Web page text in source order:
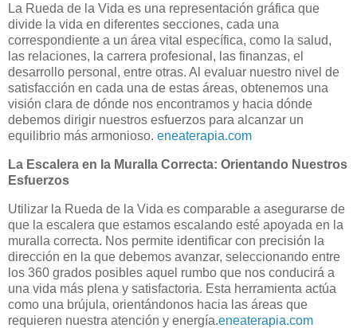
La Rueda de la Vida es una representación gráfica que
divide la vida en diferentes secciones, cada una
correspondiente a un área vital específica, como la salud,
las relaciones, la carrera profesional, las finanzas, el
desarrollo personal, entre otras. Al evaluar nuestro nivel de
satisfacción en cada una de estas áreas, obtenemos una
visión clara de dónde nos encontramos y hacia dónde
debemos dirigir nuestros esfuerzos para alcanzar un
equilibrio más armonioso. eneaterapia.com
La Escalera en la Muralla Correcta: Orientando Nuestros
Esfuerzos
Utilizar la Rueda de la Vida es comparable a asegurarse de
que la escalera que estamos escalando esté apoyada en la
muralla correcta. Nos permite identificar con precisión la
dirección en la que debemos avanzar, seleccionando entre
los 360 grados posibles aquel rumbo que nos conducirá a
una vida más plena y satisfactoria. Esta herramienta actúa
como una brújula, orientándonos hacia las áreas que
requieren nuestra atención y energía.eneaterapia.com